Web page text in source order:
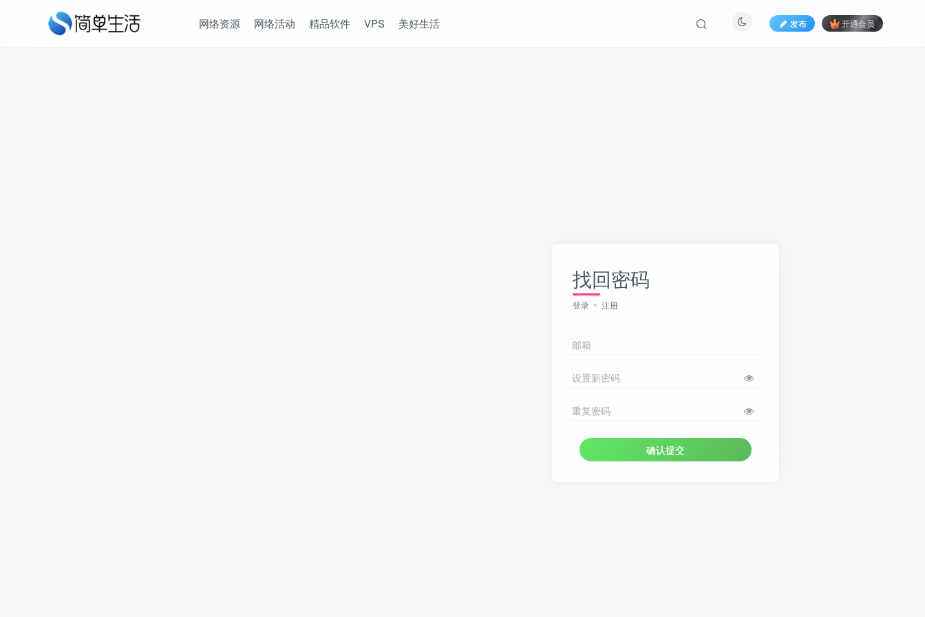
网络资源 网络活动 精品软件 VPS 美好生活 发布 开通会员
找回密码
登录 注册
邮箱
设置新密码
重复密码
确认提交